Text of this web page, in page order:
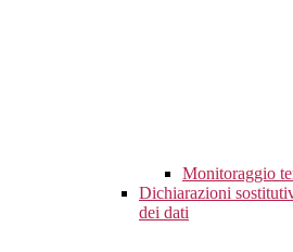
Monitoraggio
Dichiarazioni
dei dati